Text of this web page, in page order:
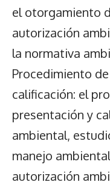
el otorgamiento
autorización
la normativa
Procedimiento
calificación: el
presentación y
ambiental,
manejo
autorización